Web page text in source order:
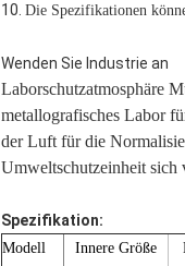
10. Die Spezifikationen
Wenden Sie Industrie an
Laborschutzatmosphäre
metallografisches Labor
der Luft für die
Umweltschutzeinheit sich
Spezifikation:
Modell Innere Größe